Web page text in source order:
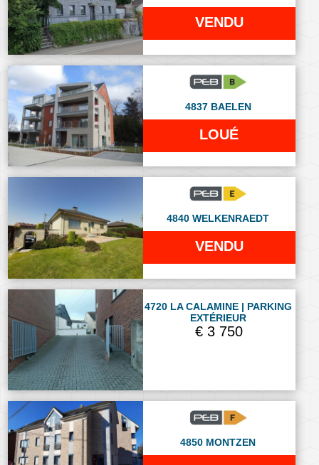
VENDU
4837 BAELEN
LOUÉ
4840 WELKENRAEDT
VENDU
4720 LA CALAMINE | PARKING
EXTÉRIEUR
€ 3 750
4850 MONTZEN